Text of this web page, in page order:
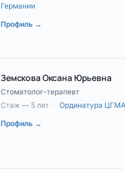
Германии
Профиль →
Земскова Оксана Юрьевна
Стоматолог-терапевт
Стаж — 5 лет · Ординатура
Профиль →